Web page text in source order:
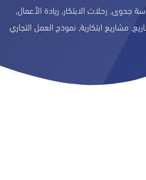
جدوى, رحلات الابتكار, ريادة الأعمال,
, مشاريع ابتكارية, نموذج العمل التجاري